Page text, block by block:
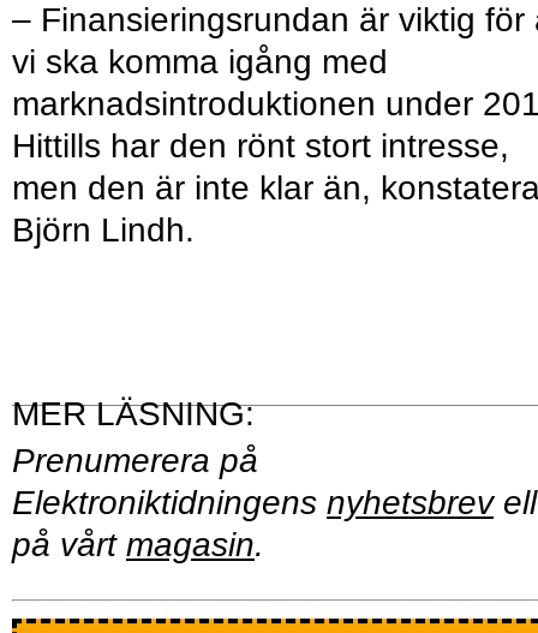
– Finansieringsrundan är viktig för
vi ska komma igång med
marknadsintroduktionen under
Hittills har den rönt stort intresse,
men den är inte klar än,
Björn Lindh.
Prenumerera på
Elektroniktidningens nyhetsbrev
på vårt magasin.